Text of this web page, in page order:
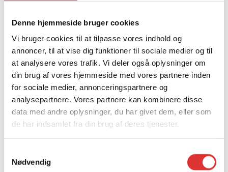
Denne hjemmeside bruger cookies
Vi bruger cookies til at tilpasse vores indhold og
annoncer, til at vise dig funktioner til sociale medier og til
at analysere vores trafik. Vi deler også oplysninger om
din brug af vores hjemmeside med vores partnere inden
for sociale medier, annonceringspartnere og
analysepartnere. Vores partnere kan kombinere disse
data med andre oplysninger, du har givet dem, eller som
de har indsamlet fra din brug af deres tjenester.
Nødvendig
Læs mere
INDSPRØJTNINGS ADDITIV 150ML BENZIN
69,00kr.